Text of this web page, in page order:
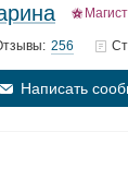
256
Написать